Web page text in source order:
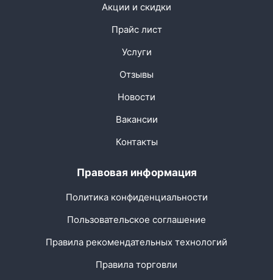
Акции и скидки
Прайс лист
Услуги
Отзывы
Новости
Вакансии
Контакты
Правовая информация
Политика конфиденциальности
Пользовательское соглашение
Правила рекомендательных технологий
Правила торговли